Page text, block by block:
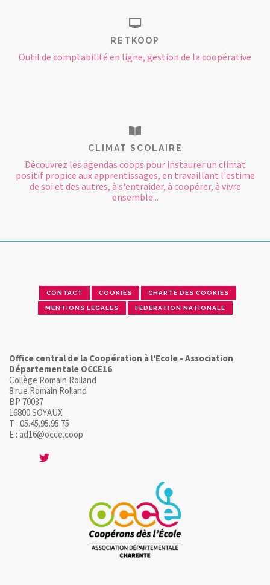
RETKOOP
Outil de comptabilité en ligne, gestion de la coopérative
CLIMAT SCOLAIRE
Découvrez les agendas coops pour instaurer un climat
positif propice aux apprentissages, en travaillant l'estime
de soi et des autres, à s'entraider, à coopérer, à vivre
ensemble...
CONTACT COOKIES CHARTE DES COOKIES
MENTIONS LÉGALES FÉDÉRATION NATIONALE
Office central de la Coopération à l'Ecole - Association
Départementale OCCE16
Collège Romain Rolland
8 rue Romain Rolland
BP 70037
16800 SOYAUX
T : 05.45.95.95.75
E : ad16@occe.coop